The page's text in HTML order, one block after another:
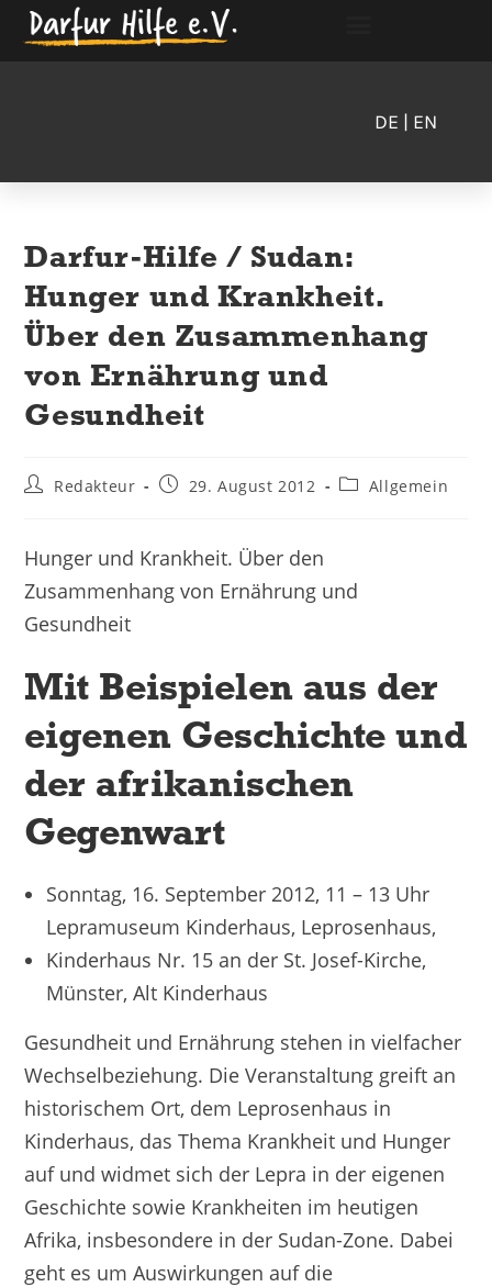
DE | EN
Darfur-Hilfe / Sudan:
Hunger und Krankheit.
Über den Zusammenhang
von Ernährung und
Gesundheit
Redakteur 29. August 2012 Allgemein
Hunger und Krankheit. Über den
Zusammenhang von Ernährung und
Gesundheit
Mit Beispielen aus der
eigenen Geschichte und
der afrikanischen
Gegenwart
Sonntag, 16. September 2012, 11 – 13 Uhr
Lepramuseum Kinderhaus, Leprosenhaus,
Kinderhaus Nr. 15 an der St. Josef-Kirche,
Münster, Alt Kinderhaus
Gesundheit und Ernährung stehen in vielfacher
Wechselbeziehung. Die Veranstaltung greift an
historischem Ort, dem Leprosenhaus in
Kinderhaus, das Thema Krankheit und Hunger
auf und widmet sich der Lepra in der eigenen
Geschichte sowie Krankheiten im heutigen
Afrika, insbesondere in der Sudan-Zone. Dabei
geht es um Auswirkungen auf die